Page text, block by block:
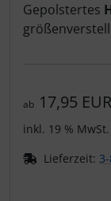
Gepolstertes
ab 17,95 EUR
inkl. 19 %
Lieferzeit: